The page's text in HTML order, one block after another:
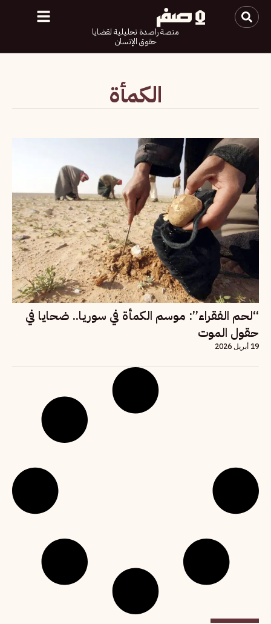
منصة راصدة تحليلية لقضايا
حقوق الإنسان
الكمأة
“لحم الفقراء”: موسم الكمأة في سوريا.. ضحايا في
حقول الموت
19 أبريل 2026